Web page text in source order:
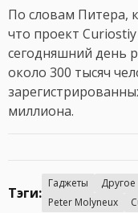
По словам Питера,
что проект
сегодняшний день
около 300 тысяч
миллиона.
Тэги:
Гаджеты Другое
Peter Molyneux